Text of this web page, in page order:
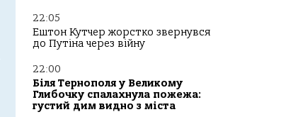
22:05
Ештон Кутчер жорстко звернувся
до Путіна через війну
22:00
Біля Тернополя у Великому
Глибочку спалахнула пожежа:
густий дим видно з міста